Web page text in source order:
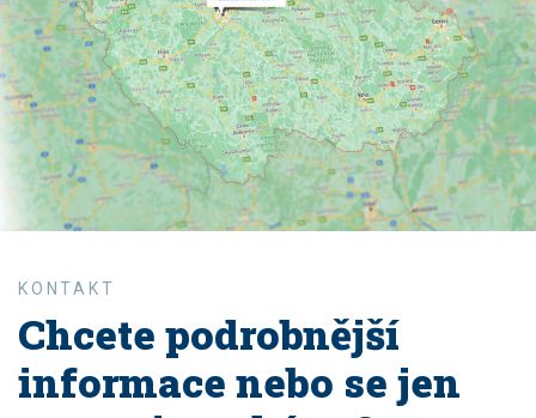
Chcete podrobnější
informace nebo se jen